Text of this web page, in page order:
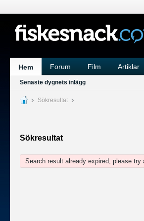
Hem Forum Film Artiklar
Senaste dygnets inlägg
Sökresultat
Sökresultat
Search result already expired, please try